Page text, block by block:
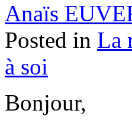
Anaïs
Posted in La
à soi
Bonjour,